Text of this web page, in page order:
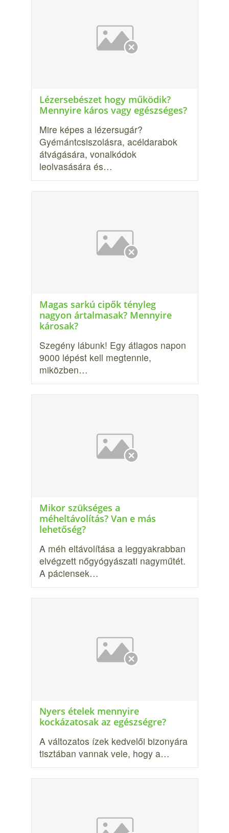
Lézersebészet hogy működik?
Mennyire káros vagy egészséges?
Mire képes a lézersugár?
Gyémántcsiszo­lásra, acéldarabok
átvágására, vonal­kódok
leolvasására és…
Magas sarkú cipők tényleg
nagyon ártalmasak? Mennyire
károsak?
Szegény lábunk! Egy átlagos napon
9000 lépést kell megtennie,
miközben…
Mikor szükséges a
méheltávolítás? Van e más
lehetőség?
A méh eltávolítása a leggyakrabban
elvégzett nőgyógyászati nagyműtét.
A páciensek…
Nyers ételek mennyire
kockázatosak az egészségre?
A változatos ízek kedvelői bizonyára
tisztában vannak vele, hogy a…